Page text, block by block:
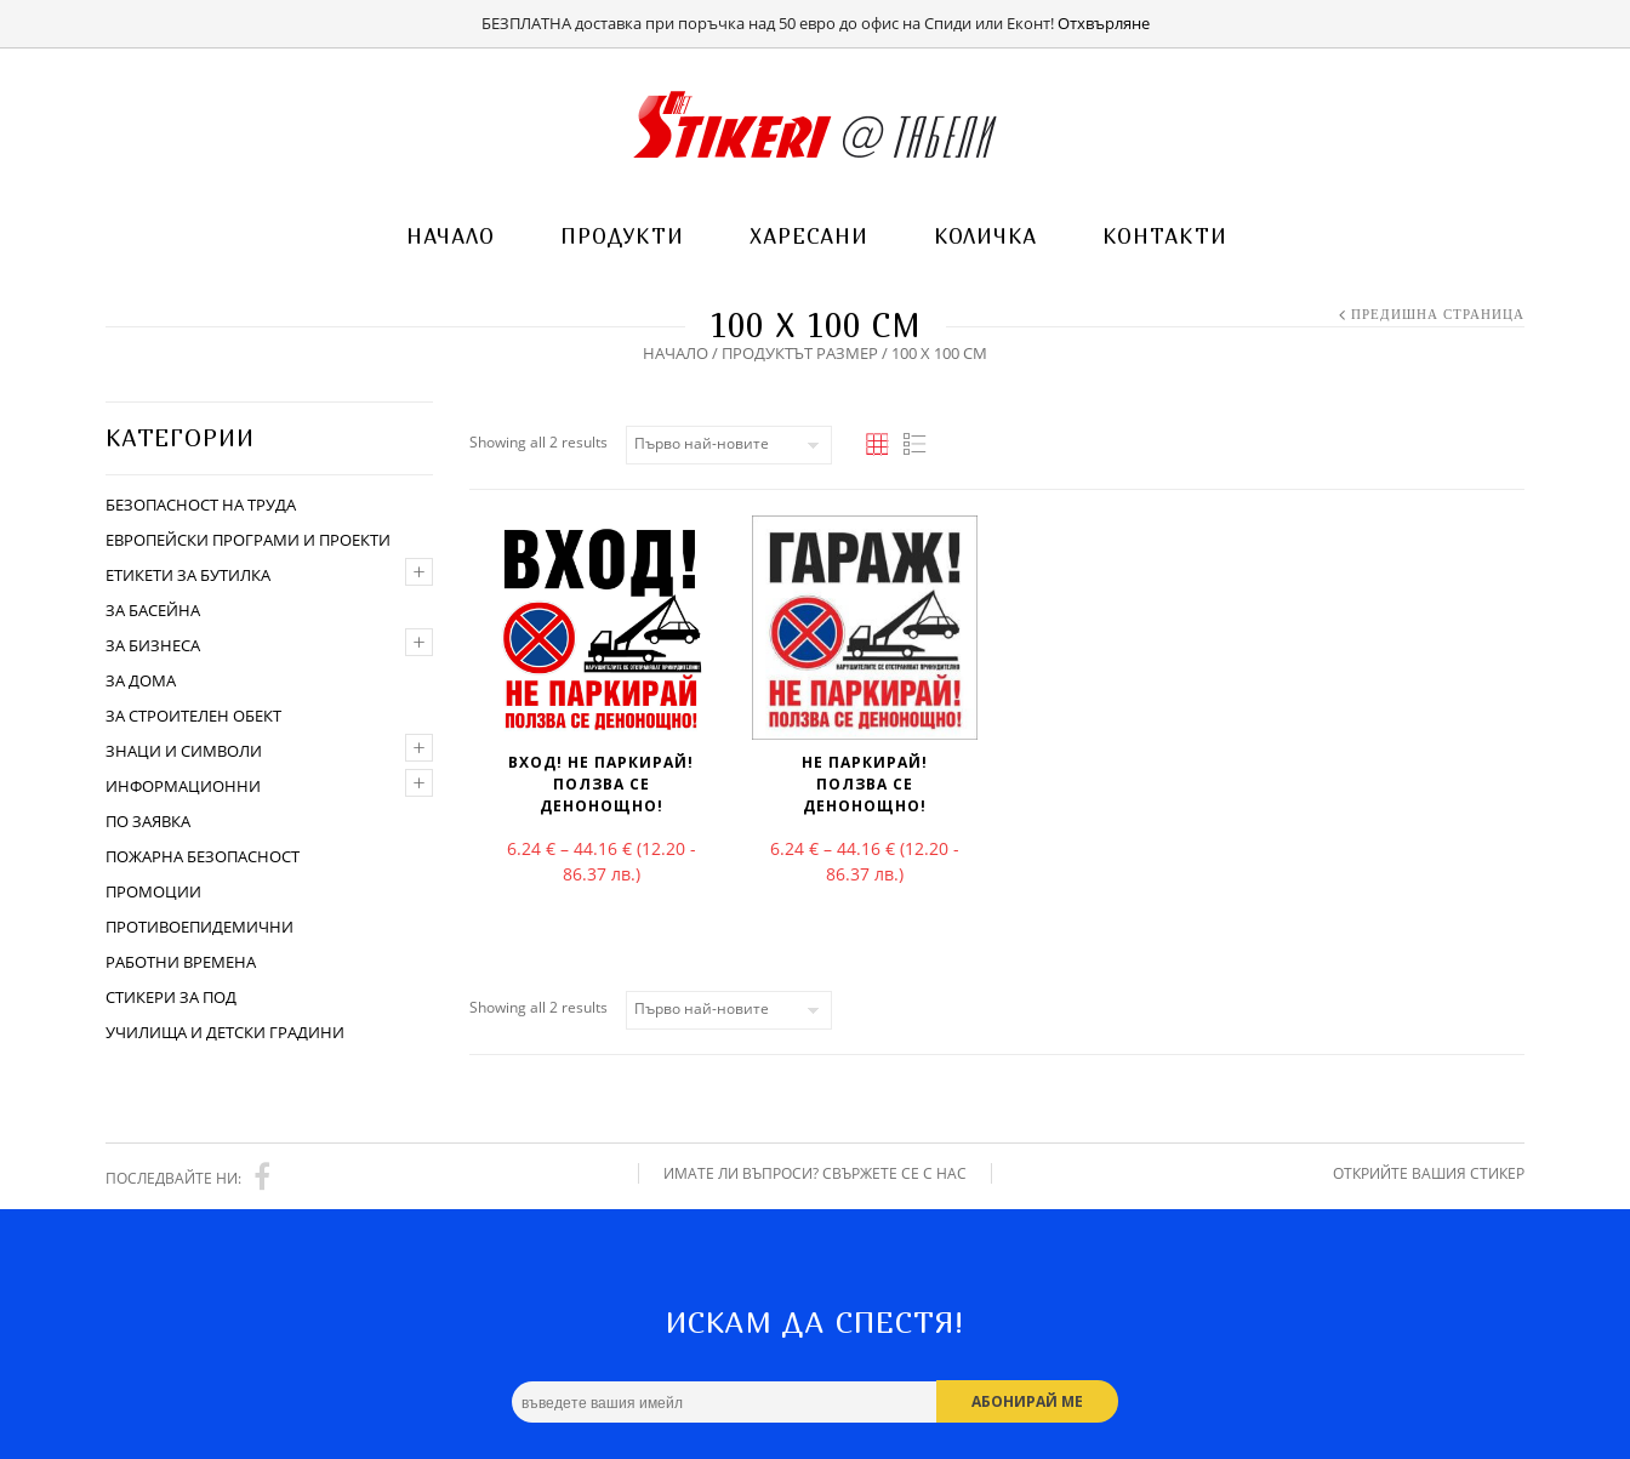
БЕЗПЛАТНА доставка при поръчка над 50 евро до офис на Спиди или Еконт!Отхвърляне
ВХОД РЕГИСТРАЦИЯ
НАЧАЛО ПРОДУКТИ ХАРЕСАНИ КОЛИЧКА КОНТАКТИ
100 Х 100 СМ
НАЧАЛО/ ПРОДУКТЪТ РАЗМЕР / 100 Х 100 СМ
ПРЕДИШНА СТРАНИЦА
КАТЕГОРИИ
БЕЗОПАСНОСТ НА ТРУДА
ЕВРОПЕЙСКИ ПРОГРАМИ И ПРОЕКТИ
+
ЕТИКЕТИ ЗА БУТИЛКА
ЗА БАСЕЙНА
+
ЗА БИЗНЕСА
ЗА ДОМА
ЗА СТРОИТЕЛЕН ОБЕКТ
+
ЗНАЦИ И СИМВОЛИ
+
ИНФОРМАЦИОННИ
ПО ЗАЯВКА
ПОЖАРНА БЕЗОПАСНОСТ
ПРОМОЦИИ
ПРОТИВОЕПИДЕМИЧНИ
РАБОТНИ ВРЕМЕНА
СТИКЕРИ ЗА ПОД
УЧИЛИЩА И ДЕТСКИ ГРАДИНИ
Showing all 2 results Sorted by latest
ВХОД! НЕ ПАРКИРАЙ!
ПОЛЗВА СЕ
ДЕНОНОЩНО!
6.24 € – 44.16 €Price range: 6.24 € through 44.16 €
(12.20 -
86.37 лв.)
НЕ ПАРКИРАЙ!
ПОЛЗВА СЕ
ДЕНОНОЩНО!
6.24€ – 44.16€Price range: 6.24 € through 44.16 €
(12.20 -
86.37 лв.)
Showing all 2 results Sorted by latest
ПОСЛЕДВАЙТЕ НИ: ИМАТЕ ЛИ ВЪПРОСИ? СВЪРЖЕТЕ СЕ С НАС ОТКРИЙТЕ ВАШИЯ СТИКЕР
ИСКАМ ДА СПЕСТЯ!